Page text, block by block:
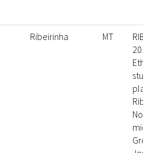
Ribeirinha MT